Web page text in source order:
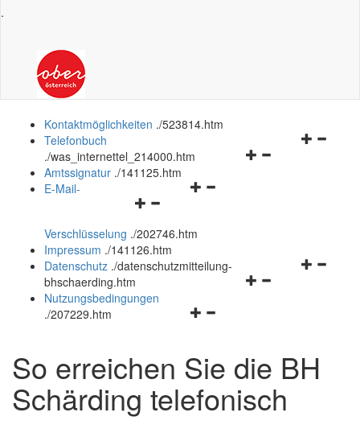
.
Kontaktmöglichkeiten ./523814.htm
Navigationsmenü
Telefonbuch
./was_internettel_214000.htm
Navigationsmenü
schließen
Amtssignatur ./141125.htm
Navigationsmenü
und
schließen
E-Mail-
Verschlüsselung ./202746.htm
Impressum ./141126.htm
Navigationsmenü
Datenschutz ./datenschutzmitteilung-
bhschaerding.htm
Navigationsmenü
schließen
Nutzungsbedingungen
./207229.htm
So erreichen Sie die BH
Schärding telefonisch